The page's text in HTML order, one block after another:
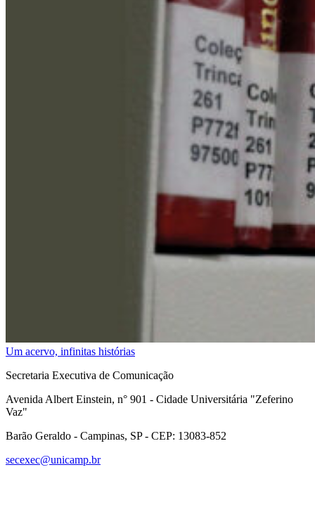
Um acervo, infinitas histórias
Secretaria Executiva de Comunicação
Avenida Albert Einstein, n° 901 - Cidade Universitária "Zeferino
Vaz"
Barão Geraldo - Campinas, SP - CEP: 13083-852
secexec@unicamp.br